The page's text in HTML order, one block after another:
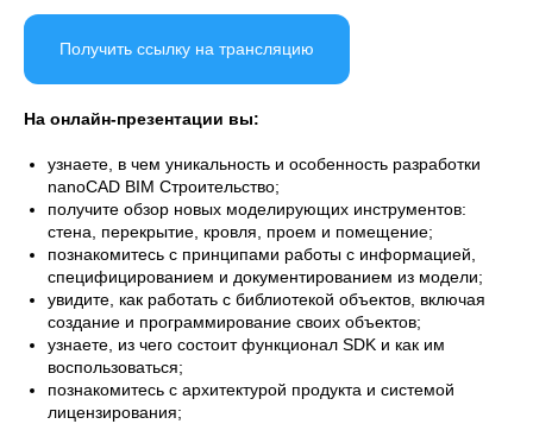
Получить ссылку на трансляцию
На онлайн-презентации вы:
узнаете, в чем уникальность и особенность разработки
nanoCAD BIM Строительство;
получите обзор новых моделирующих инструментов:
стена, перекрытие, кровля, проем и помещение;
познакомитесь с принципами работы с информацией,
специфицированием и документированием из модели;
увидите, как работать с библиотекой объектов, включая
создание и программирование своих объектов;
узнаете, из чего состоит функционал SDK и как им
воспользоваться;
познакомитесь с архитектурой продукта и системой
лицензирования;